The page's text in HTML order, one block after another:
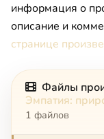
информация о
описание и
странице
Файлы
Эмпатия:
1 файлов